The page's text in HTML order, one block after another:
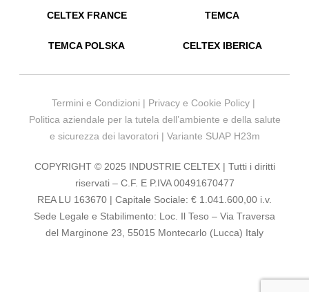
CELTEX FRANCE TEMCA
TEMCA POLSKA CELTEX IBERICA
COPYRIGHT © 2025 INDUSTRIE CELTEX | Tutti i diritti
riservati – C.F. E P.IVA 00491670477
REA LU 163670 | Capitale Sociale: € 1.041.600,00 i.v.
Sede Legale e Stabilimento: Loc. Il Teso – Via Traversa
del Marginone 23, 55015 Montecarlo (Lucca) Italy
Termini e Condizioni | Privacy e Cookie Policy|
Politica aziendale per la tutela dell’ambiente e della salute
e sicurezza dei lavoratori | Variante SUAP H23m